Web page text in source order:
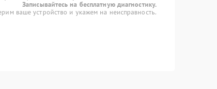
Записывайтесь на бесплатную диагностику.
ваше устройство и укажем на неисправность.